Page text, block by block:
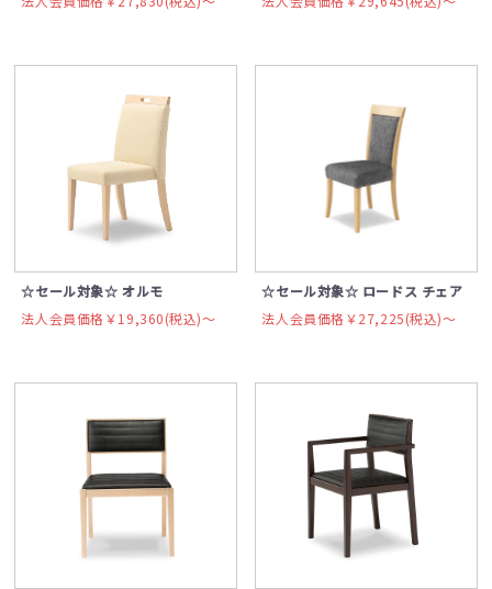
☆セール対象☆ オルモ
法人会員価格￥19,360(税込)〜
☆セール対象☆ ロードス チェア
法人会員価格￥27,225(税込)〜